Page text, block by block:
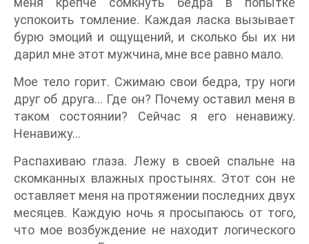
успокоить томление. Каждая ласка вызывает
бурю эмоций и ощущений, и сколько бы их ни
дарил мне этот мужчина, мне все равно мало.
Мое тело горит. Сжимаю свои бедра, тру ноги
друг об друга… Где он? Почему оставил меня в
таком состоянии? Сейчас я его ненавижу.
Ненавижу…
Распахиваю глаза. Лежу в своей спальне на
скомканных влажных простынях. Этот сон не
оставляет меня на протяжении последних двух
месяцев. Каждую ночь я просыпаюсь от того,
что мое возбуждение не находит логического